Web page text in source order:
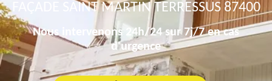
FAÇADE SAINT MARTIN TERRESSUS 87400
Nous intervenons 24h/24 sur 7j/7 en cas
d'urgence